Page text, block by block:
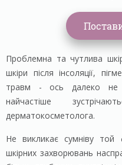
Проблемна та чутлива
шкіри після інсоляції,
травм - ось далеко не
найчастіше
дерматокосметолога.
Не викликає сумніву
шкірних захворювань